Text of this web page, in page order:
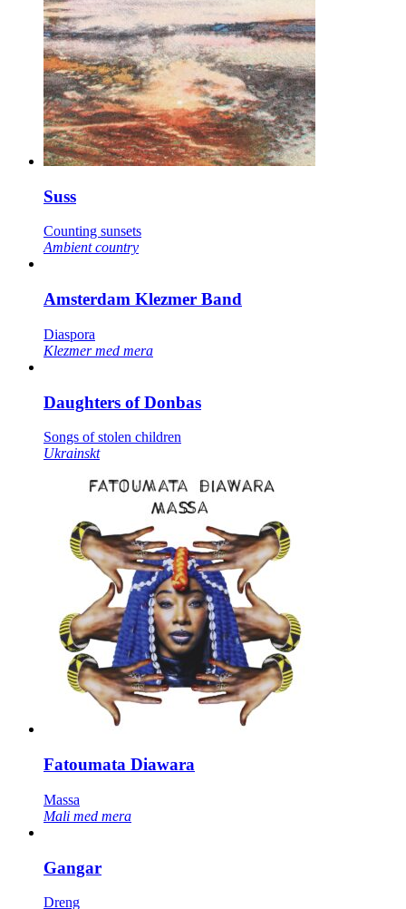
Suss
Counting sunsets
Ambient country
Amsterdam Klezmer Band
Diaspora
Klezmer med mera
Daughters of Donbas
Songs of stolen children
Ukrainskt
Fatoumata Diawara
Massa
Mali med mera
Gangar
Dreng